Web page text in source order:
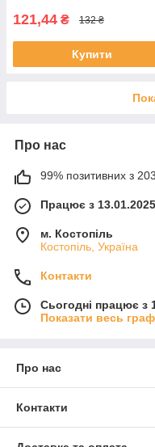
121,44 ₴ 132 ₴
Купити
Про нас
99% позитивних з 203
Працює з 13.01.2025
м. Костопіль
Костопіль, Україна
Контакти
Сьогодні працює з
Показати весь
Про нас
Контакти